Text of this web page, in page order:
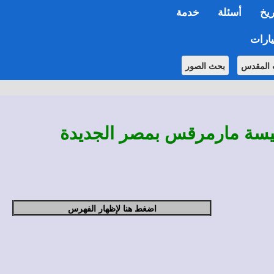
أسئلة خدمة
المقدس بحث الصور
مارمرقس بمصر الجديدة
اضغط هنا لإظهار الفهرس